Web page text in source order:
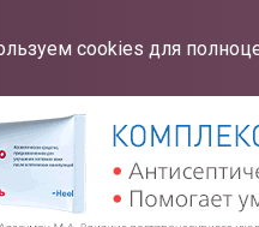
cookies для